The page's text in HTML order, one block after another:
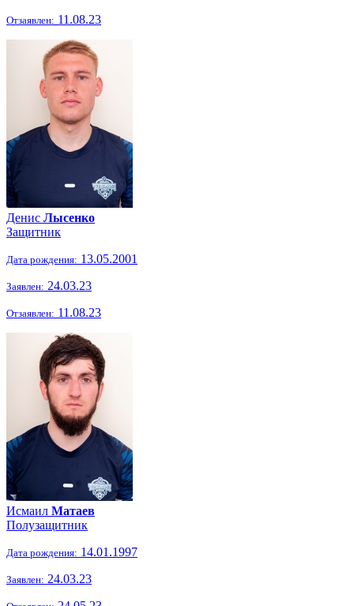
Отзаявлен: 11.08.23
Денис Лысенко
Защитник
Дата рождения: 13.05.2001
Заявлен: 24.03.23
Отзаявлен: 11.08.23
Исмаил Матаев
Полузащитник
Дата рождения: 14.01.1997
Заявлен: 24.03.23